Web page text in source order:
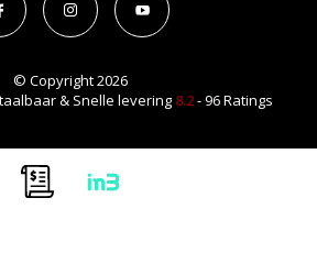
© Copyright 2026
& Snelle levering 8.2- 96 Ratings